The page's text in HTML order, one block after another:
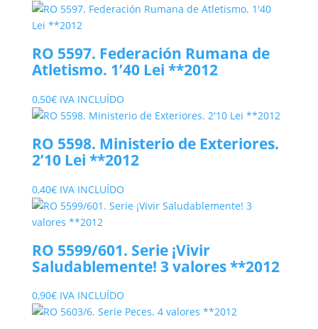
RO 5597. Federación Rumana de
Atletismo. 1’40 Lei **2012
0,50€ IVA INCLUÍDO
RO 5598. Ministerio de Exteriores.
2’10 Lei **2012
0,40€ IVA INCLUÍDO
RO 5599/601. Serie ¡Vivir
Saludablemente! 3 valores **2012
0,90€ IVA INCLUÍDO